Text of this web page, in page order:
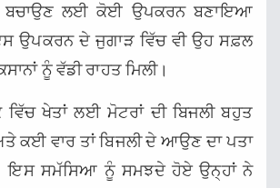
ਬਚਾਉਣ ਲਈ ਕੋਈ ਉਪਕਰਨ ਬਣਾਇਆ
ਉਪਕਰਨ ਦੇ ਜੁਗਾੜ ਵਿੱਚ ਵੀ ਉਹ ਸਫ਼ਲ
ਨੂੰ ਵੱਡੀ ਰਾਹਤ ਮਿਲੀ।
ਖੇਤਾਂ ਲਈ ਮੋਟਰਾਂ ਦੀ ਬਿਜਲੀ ਬਹੁਤ
ਕਈ ਵਾਰ ਤਾਂ ਬਿਜਲੀ ਦੇ ਆਉਣ ਦਾ ਪਤਾ
ਇਸ ਸਮੱਸਿਆ ਨੂੰ ਸਮਝਦੇ ਹੋਏ ਉਨ੍ਹਾਂ ਨੇ